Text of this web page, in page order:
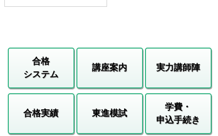
合格
システム
講座案内 実力講師陣
合格実績 東進模試
学費・
申込手続き